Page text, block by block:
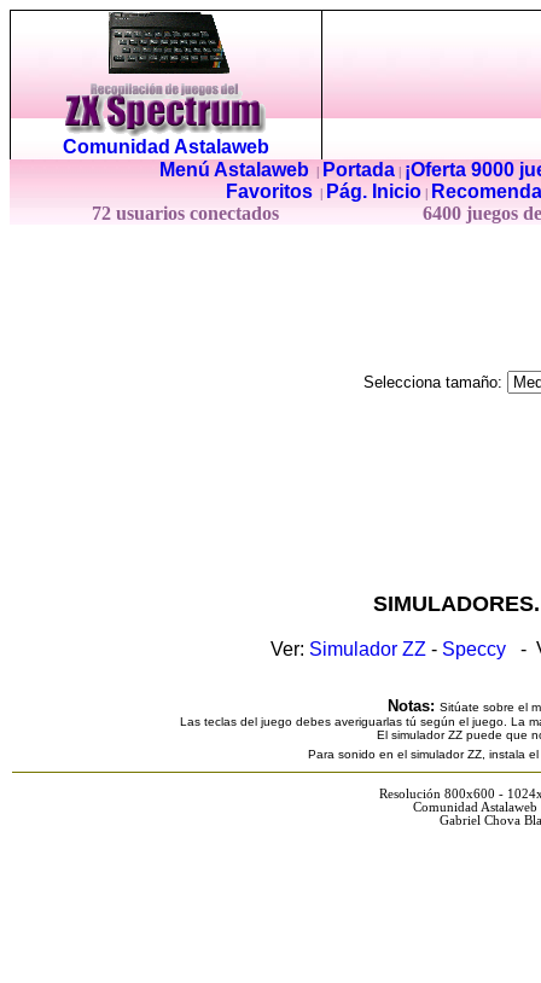
Comunidad Astalaweb
Menú Astalaweb| Portada|
¡Oferta 9000
Favoritos
Pág. Inicio
72 usuarios conectados
6400 juegos
Selecciona tamaño:
Ver: Simulador ZZ - Speccy -
Notas: Sitúate sobre el
Las teclas del juego debes averiguarlas tú según el juego. La
El simulador ZZ puede que
Para sonido en el simulador ZZ, instala
Resolución 800x600 -
Comunidad
Gabriel Chova